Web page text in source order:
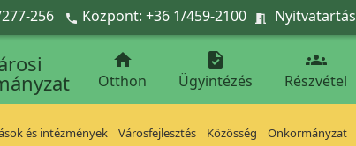
256  Központ: +36 1/459-2100  Nyitvatartás

Otthon

Ügyintézés

Részvétel
és intézmények Városfejlesztés Közösség Önkormányzat